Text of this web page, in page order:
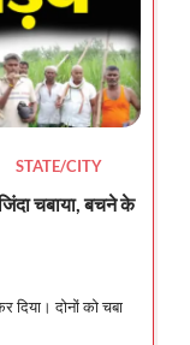
STATE/CITY
चबाया, बचने के
दिया। दोनों को चबा